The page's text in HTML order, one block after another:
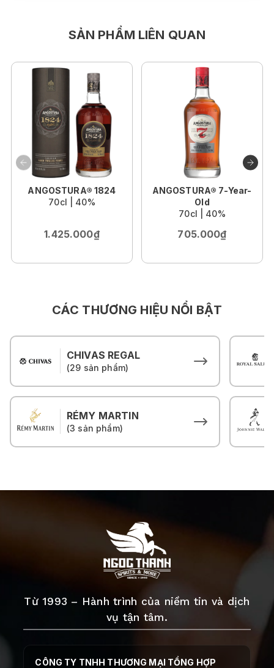
SẢN PHẨM LIÊN QUAN
ANGOSTURA® 1824
70cl | 40%
1.425.000₫
ANGOSTURA® 7-Year-
Old
70cl | 40%
705.000₫
CÁC THƯƠNG HIỆU NỔI BẬT
CHIVAS REGAL
(29 sản phẩm)
RÉMY MARTIN
(3 sản phẩm)
Từ 1993 – Hành trình của niềm tin và dịch
vụ tận tâm.
CÔNG TY TNHH THƯƠNG MẠI TỔNG HỢP